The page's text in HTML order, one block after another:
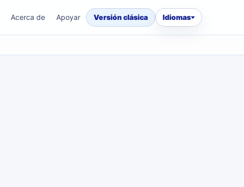
Acerca de Apoyar Versión clásica Idiomas